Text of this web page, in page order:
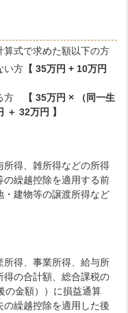
算式で求めた額以下の方
い方 【 35万円 + 10万円
方
【 35万円 × （同一生
＋ 32万円 】
所得、雑所得などの所得
の繰越控除を適用する前
・建物等の譲渡所得など
所得、事業所得、給与所
得の合計額、総合課税の
の金額））に損益通算
繰越控除を適用した後